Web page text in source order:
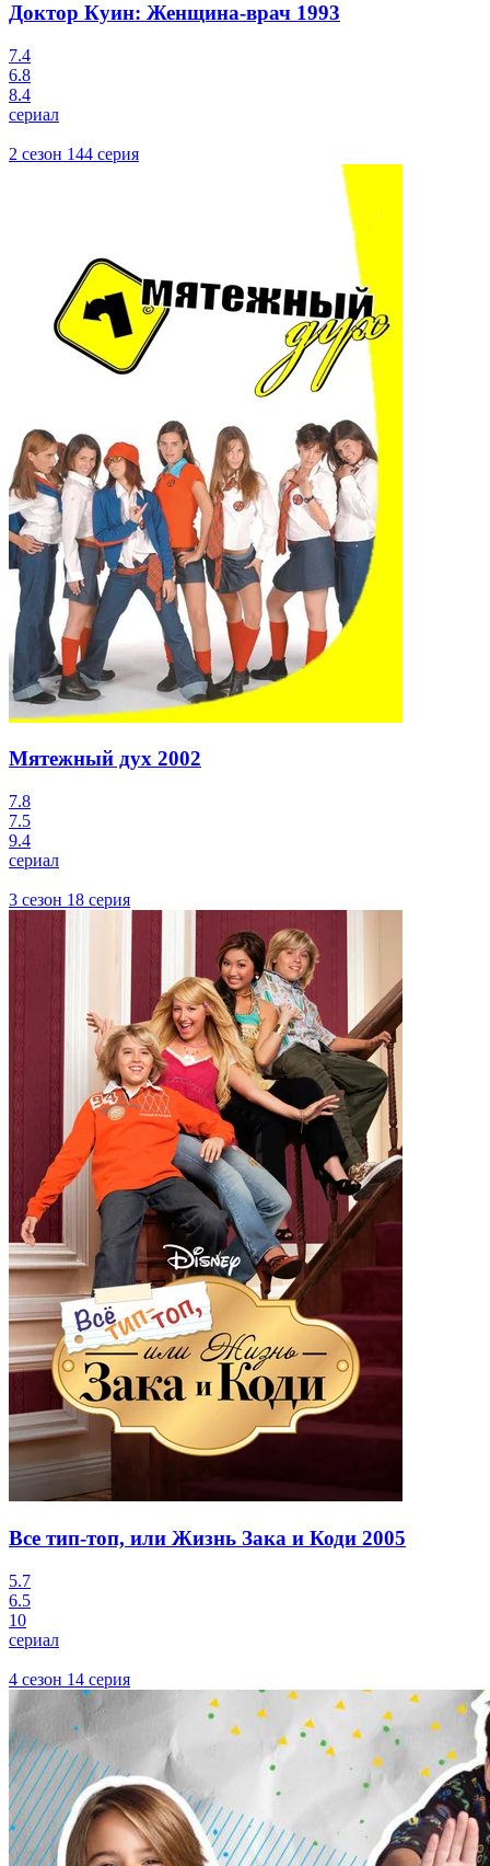
Доктор Куин: Женщина-врач 1993
7.4
6.8
8.4
сериал
2 сезон 144 серия
Мятежный дух 2002
7.8
7.5
9.4
сериал
3 сезон 18 серия
Все тип-топ, или Жизнь Зака и Коди 2005
5.7
6.5
10
сериал
4 сезон 14 серия